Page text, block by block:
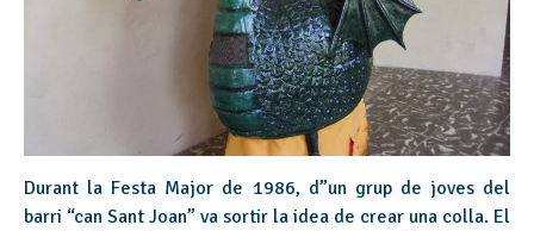
Durant la Festa Major de 1986, d”un grup de joves del
barri “can Sant Joan” va sortir la idea de crear una colla. El